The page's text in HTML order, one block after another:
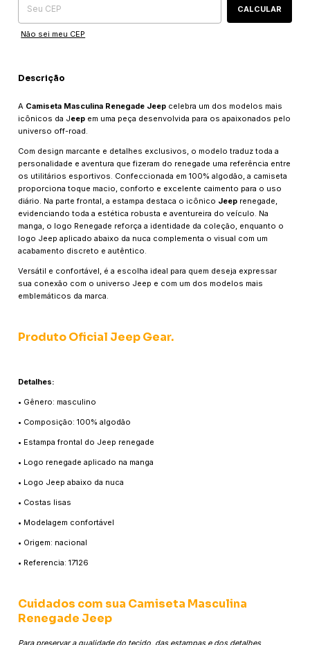
CALCULAR
Não sei meu CEP
Descrição
A Camiseta Masculina Renegade Jeep celebra um dos modelos mais
icônicos da Jeep em uma peça desenvolvida para os apaixonados pelo
universo off-road.
Com design marcante e detalhes exclusivos, o modelo traduz toda a
personalidade e aventura que fizeram do renegade uma referência entre
os utilitários esportivos. Confeccionada em 100% algodão, a camiseta
proporciona toque macio, conforto e excelente caimento para o uso
diário. Na parte frontal, a estampa destaca o icônico Jeep renegade,
evidenciando toda a estética robusta e aventureira do veículo. Na
manga, o logo Renegade reforça a identidade da coleção, enquanto o
logo Jeep aplicado abaixo da nuca complementa o visual com um
acabamento discreto e autêntico.
Versátil e confortável, é a escolha ideal para quem deseja expressar
sua conexão com o universo Jeep e com um dos modelos mais
emblemáticos da marca.
Produto Oficial Jeep Gear.
Detalhes:
• Gênero: masculino
• Composição: 100% algodão
• Estampa frontal do Jeep renegade
• Logo renegade aplicado na manga
• Logo Jeep abaixo da nuca
• Costas lisas
• Modelagem confortável
• Origem: nacional
• Referencia: 17126
Cuidados com sua Camiseta Masculina
Renegade Jeep
Para preservar a qualidade do tecido, das estampas e dos detalhes